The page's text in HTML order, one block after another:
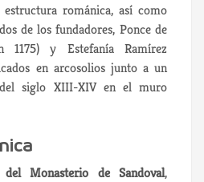
románica, así como
de los fundadores, Ponce de
1175) y Estefanía Ramírez
en arcosolios junto a un
siglo XIII-XIV en el muro
Monasterio de Sandoval,